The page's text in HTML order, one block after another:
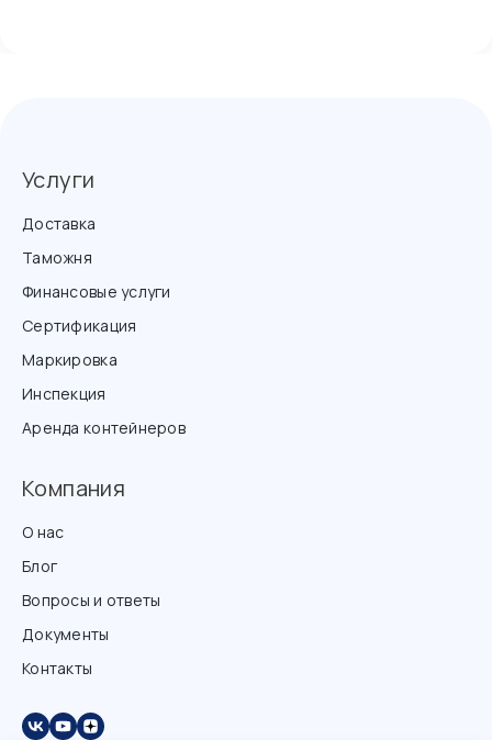
Услуги
Доставка
Таможня
Финансовые услуги
Сертификация
Маркировка
Инспекция
Аренда контейнеров
Компания
О нас
Блог
Вопросы и ответы
Документы
Контакты